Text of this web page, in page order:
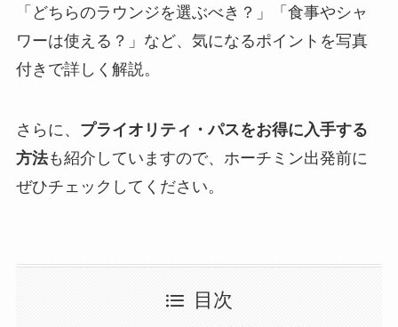
「どちらのラウンジを選ぶべき？」「食事やシャ
ワーは使える？」など、気になるポイントを写真
付きで詳しく解説。
さらに、 プライオリティ・パスをお得に入手する
方法も紹介していますので、ホーチミン出発前に
ぜひチェックしてください。
目次